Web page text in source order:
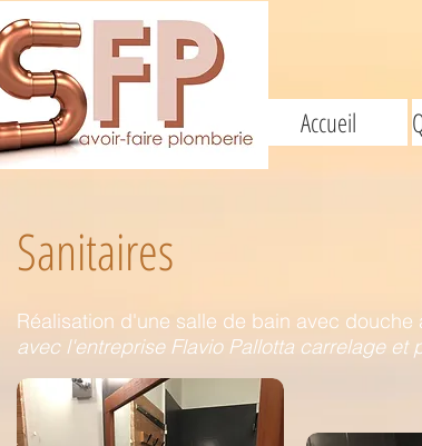
Accueil
Sanitaires
Réalisation d'une salle de bain avec douche
avec l'entreprise Flavio Pallotta carrelage et